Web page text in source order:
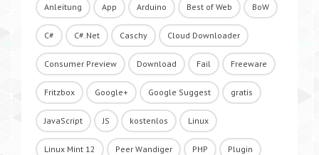
Anleitung App Arduino Best of Web BoW
C# C#.Net Caschy Cloud Downloader
Consumer Preview Download Fail Freeware
Fritzbox Google+ Google Suggest gratis
JavaScript JS kostenlos Linux
Linux Mint 12 Peer Wandiger PHP Plugin